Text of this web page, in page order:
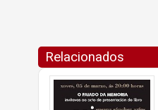
Relacionados